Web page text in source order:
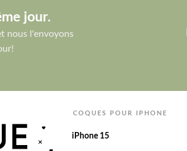
jour.
nous l'envoyons
COQUES POUR IPHONE
iPhone 15